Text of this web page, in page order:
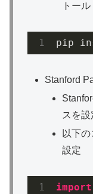
トール
Stanford
スを
以下
設定
import